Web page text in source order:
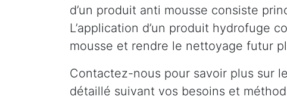
d’un produit anti mousse consiste
L’application d’un produit hydrofuge
mousse et rendre le nettoyage futur
Contactez-nous pour savoir plus sur
détaillé suivant vos besoins et